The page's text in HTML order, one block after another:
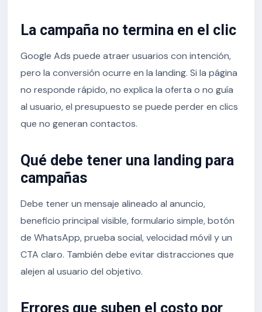
La campaña no termina en el clic
Google Ads puede atraer usuarios con intención,
pero la conversión ocurre en la landing. Si la página
no responde rápido, no explica la oferta o no guía
al usuario, el presupuesto se puede perder en clics
que no generan contactos.
Qué debe tener una landing para
campañas
Debe tener un mensaje alineado al anuncio,
beneficio principal visible, formulario simple, botón
de WhatsApp, prueba social, velocidad móvil y un
CTA claro. También debe evitar distracciones que
alejen al usuario del objetivo.
Errores que suben el costo por